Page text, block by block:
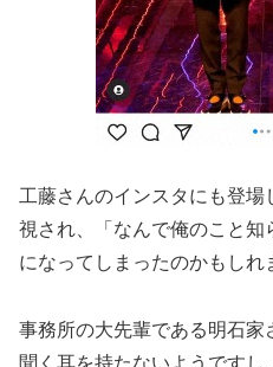
工藤さんのインスタにも登
視され、「なんで俺のこと知
になってしまったのかもしれ
事務所の大先輩である明石家
聞く耳を持たないようです